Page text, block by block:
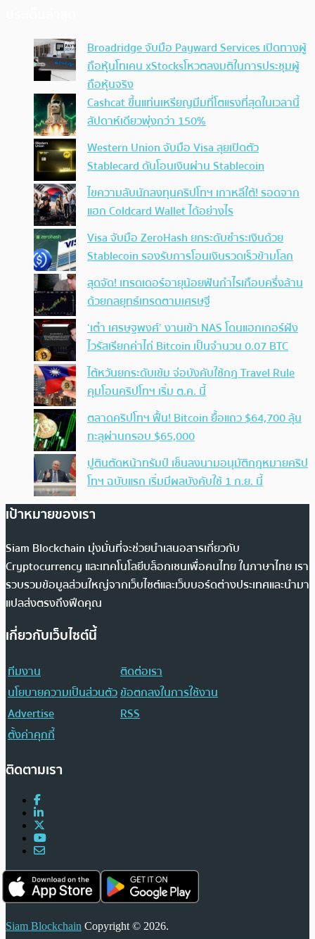
Broadridge จับมือ Payward Services เปิดทางผู้
ถือหุ้นโทเคน xStocksโหวตลงมติในการประชุมผู้
ถือหุ้นจริง
Cashcat ขึ้นแท่นเหรียญมีมที่โตแรงที่สุดในเวลานี้
สัปดาห์เดียวพุ่งกว่า 150%
Western Union จับมือ Visa ลุยเปิดตัว
Stablecard ดันโอนเงินผ่าน Stablecoin
ไขความลับนักลงทุนคริปโทฯ เกาหลีใต้! รอดจาก
แฮก Coldcard Wallet ได้อย่างไร
Visa จับมือ ZeroHash ยกระดับชำระเงินด้วย
Stablecoin รองรับการโอนเงินรวดเร็วข้ามโลก
สุดจัด! เทรดเดอร์อายุน้อยฟันกำไรเกือบครึ่งล้าน
ด้วยกลยุทธ์เทรดตามเศรษฐี
‘เต๋า เศรษฐพงศ์’ งานเข้า NAS โดนแฮกเกอร์ฝัง
ไวรัสเรียกค่าไถ่ Bitcoin เป็นจำนวน 0.07 BTC
ไต้หวันยกระดับเข้ม จ่อบังคับใช้กฏ Travel Rule
คุมโอนคริปโทฯ เริ่ม ต.ค. นี้
ตลาดคริปโทฯ ฟื้น! Bitcoin ยื้อแถว $64,700 ลุ้น
ทะลุผ่านกรอบ $65,000
ปูตินตัดหน้าทรัมป์ เซ็นลงนามอนุมัติกฎหมายคริป
โทฯ ฉบับแรก เริ่มมีผลบังคับใช้ 1 ก.ย. นี้
เป้าหมายของเรา
Siam Blockchain มุ่งมั่นที่จะช่วยนำเสนอสารเกี่ยวกับ
Cryptocurrency และเทคโนโลยีบล็อกเชนเพื่อคนไทย ในภาษาไทย เรา
รวบรวมข้อมูลส่วนใหญ่จากเว็บไซต์และเว็บบอร์ดต่างประเทศและนำมา
แปลส่งตรงถึงฟีดคุณ
เกี่ยวกับเว็บไซต์นี้
ทีมงาน
ติดต่อเรา
นโยบายความเป็นส่วนตัวข้อตกลงในการใช้งาน
Advertise
RSS
ตั้งค่าคุกกี้
ติดตามเรา
Siam Blockchain Copyright © 2026.